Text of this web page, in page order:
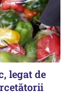
legat de